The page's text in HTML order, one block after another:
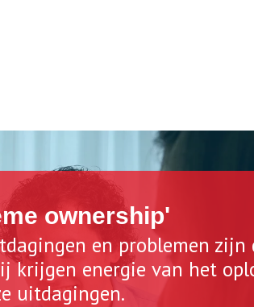
ownership'
en problemen zijn
krijgen energie van het
uitdagingen.